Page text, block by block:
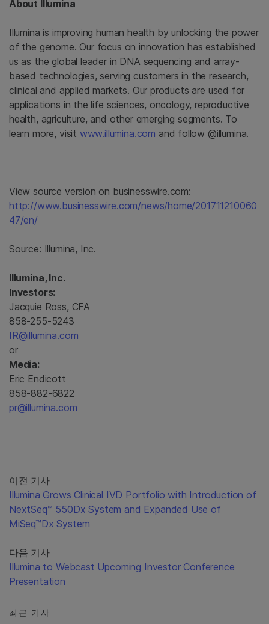
About Illumina
Illumina is improving human health by unlocking the power
of the genome. Our focus on innovation has established
us as the global leader in DNA sequencing and array-
based technologies, serving customers in the research,
clinical and applied markets. Our products are used for
applications in the life sciences, oncology, reproductive
health, agriculture, and other emerging segments. To
learn more, visit www.illumina.com and follow @illumina.
View source version on businesswire.com:
http://www.businesswire.com/news/home/201711210060
47/en/
Source: Illumina, Inc.
Illumina, Inc.
Investors:
Jacquie Ross, CFA
858-255-5243
IR@illumina.com
or
Media:
Eric Endicott
858-882-6822
pr@illumina.com
이전 기사
Illumina Grows Clinical IVD Portfolio with Introduction of
NextSeq™ 550Dx System and Expanded Use of
MiSeq™Dx System
다음 기사
Illumina to Webcast Upcoming Investor Conference
Presentation
최근 기사